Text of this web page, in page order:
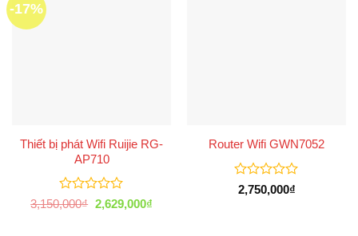
-17%
Thiết bị phát Wifi Ruijie RG-
AP710
Được
3,150,000₫ Giá
2,629,000₫Giá
Router Wifi GWN7052
Được
2,750,000₫